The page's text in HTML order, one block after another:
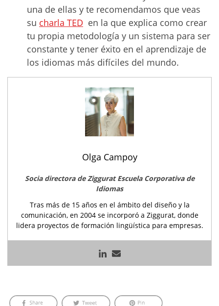
una de ellas y te recomendamos que veas
su charla TED en la que explica como crear
tu propia metodología y un sistema para ser
constante y tener éxito en el aprendizaje de
los idiomas más difíciles del mundo.
Olga Campoy
Socia directora de Ziggurat Escuela Corporativa de
Idiomas
Tras más de 15 años en el ámbito del diseño y la
comunicación, en 2004 se incorporó a Ziggurat, donde
lidera proyectos de formación lingüística para empresas.